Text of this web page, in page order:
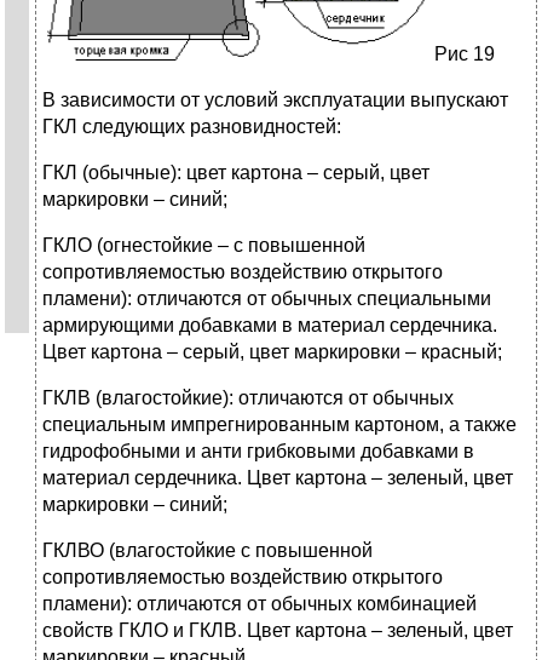
Pис 19
В зависимости от условий эксплуатации выпускают
ГКЛ следующих разновидностей:
ГКЛ (обычные): цвет картона – серый, цвет
маркировки – синий;
ГКЛО (огнестойкие – с повышенной
сопротивляемостью воздействию открытого
пламени): отличаются от обычных специальными
армирующими добавками в материал сердечника.
Цвет картона – серый, цвет маркировки – красный;
ГКЛВ (влагостойкие): отличаются от обычных
специальным импрегнированным картоном, а также
гидрофобными и анти грибковыми добавками в
материал сердечника. Цвет картона – зеленый, цвет
маркировки – синий;
ГКЛВО (влагостойкие с повышенной
сопротивляемостью воздействию открытого
пламени): отличаются от обычных комбинацией
свойств ГКЛО и ГКЛВ. Цвет картона – зеленый, цвет